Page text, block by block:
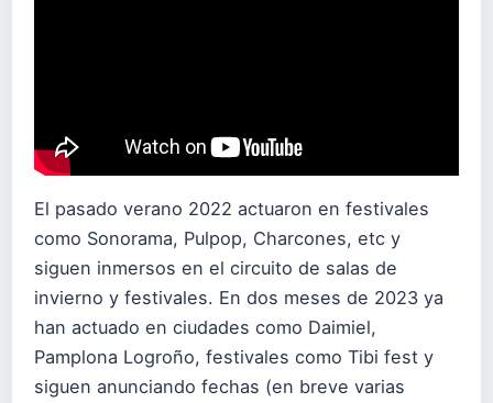
El pasado verano 2022 actuaron en festivales
como Sonorama, Pulpop, Charcones, etc y
siguen inmersos en el circuito de salas de
invierno y festivales. En dos meses de 2023 ya
han actuado en ciudades como Daimiel,
Pamplona Logroño, festivales como Tibi fest y
siguen anunciando fechas (en breve varias